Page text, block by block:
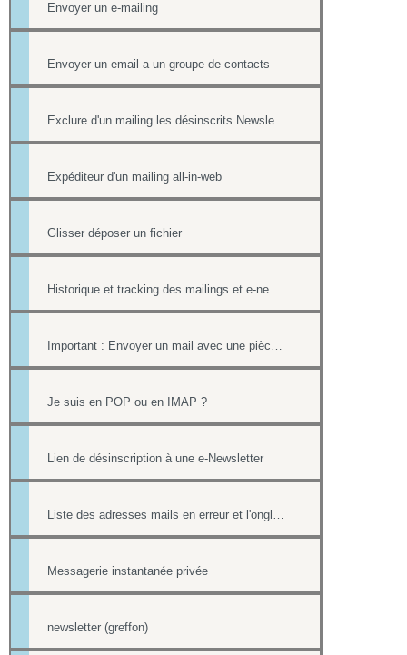
Envoyer un e-mailing
Envoyer un email a un groupe de contacts
Exclure d'un mailing les désinscrits Newsletter et les mails en erreur
Expéditeur d'un mailing all-in-web
Glisser déposer un fichier
Historique et tracking des mailings et e-newsletters
Important : Envoyer un mail avec une pièce jointe sans erreur
Je suis en POP ou en IMAP ?
Lien de désinscription à une e-Newsletter
Liste des adresses mails en erreur et l'onglet Reporting
Messagerie instantanée privée
newsletter (greffon)